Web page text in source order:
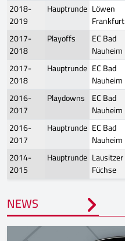
2018-
2019
Hauptrunde Löwen
Frankfurt
2017-
2018
Playoffs
EC Bad
Nauheim
2017-
2018
Hauptrunde EC Bad
Nauheim
2016-
2017
Playdowns EC Bad
Nauheim
2016-
2017
Hauptrunde EC Bad
Nauheim
2014-
2015
Hauptrunde Lausitzer
Füchse
NEWS